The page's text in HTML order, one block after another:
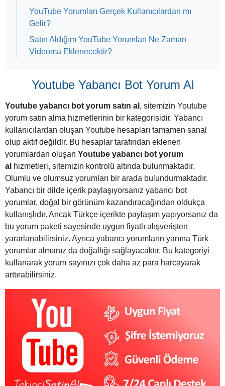
YouTube Yorumları Gerçek Kullanıcılardan mı
Gelir?
Satın Aldığım YouTube Yorumları Ne Zaman
Videoma Eklenecektir?
Youtube Yabancı Bot Yorum Al
Youtube yabancı bot yorum satın al , sitemizin Youtube
yorum satın alma hizmetlerinin bir kategorisidir. Yabancı
kullanıcılardan oluşan Youtube hesapları tamamen sanal
olup aktif değildir. Bu hesaplar tarafından eklenen
yorumlardan oluşan Youtube yabancı bot yorum
al hizmetleri, sitemizin kontrolü altında bulunmaktadır.
Olumlu ve olumsuz yorumları bir arada bulundurmaktadır.
Yabancı bir dilde içerik paylaşıyorsanız yabancı bot
yorumlar, doğal bir görünüm kazandıracağından oldukça
kullanışlıdır. Ancak Türkçe içerikte paylaşım yapıyorsanız da
bu yorum paketi sayesinde uygun fiyatlı alışverişten
yararlanabilirsiniz. Ayrıca yabancı yorumların yanına Türk
yorumlar almanız da doğallığı sağlayacaktır. Bu kategoriyi
kullanarak yorum sayınızı çok daha az para harcayarak
arttırabilirsiniz.